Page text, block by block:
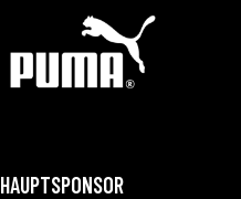
HAUPTSPONSOR